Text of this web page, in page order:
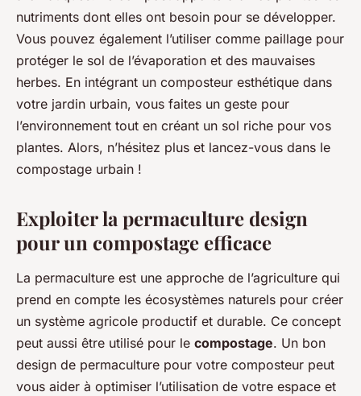
nutriments dont elles ont besoin pour se développer.
Vous pouvez également l’utiliser comme paillage pour
protéger le sol de l’évaporation et des mauvaises
herbes. En intégrant un composteur esthétique dans
votre jardin urbain, vous faites un geste pour
l’environnement tout en créant un sol riche pour vos
plantes. Alors, n’hésitez plus et lancez-vous dans le
compostage urbain !
Exploiter la permaculture design
pour un compostage efficace
La permaculture est une approche de l’agriculture qui
prend en compte les écosystèmes naturels pour créer
un système agricole productif et durable. Ce concept
peut aussi être utilisé pour le compostage. Un bon
design de permaculture pour votre composteur peut
vous aider à optimiser l’utilisation de votre espace et